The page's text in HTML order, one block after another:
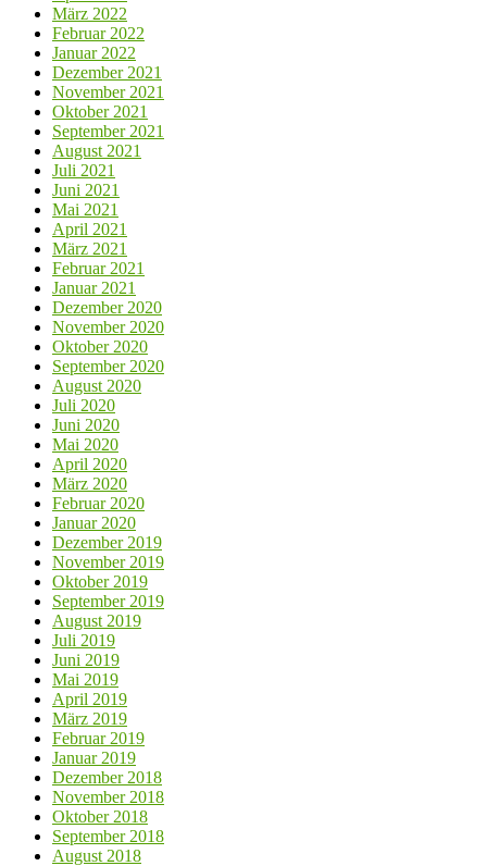
März 2022
Februar 2022
Januar 2022
Dezember 2021
November 2021
Oktober 2021
September 2021
August 2021
Juli 2021
Juni 2021
Mai 2021
April 2021
März 2021
Februar 2021
Januar 2021
Dezember 2020
November 2020
Oktober 2020
September 2020
August 2020
Juli 2020
Juni 2020
Mai 2020
April 2020
März 2020
Februar 2020
Januar 2020
Dezember 2019
November 2019
Oktober 2019
September 2019
August 2019
Juli 2019
Juni 2019
Mai 2019
April 2019
März 2019
Februar 2019
Januar 2019
Dezember 2018
November 2018
Oktober 2018
September 2018
August 2018